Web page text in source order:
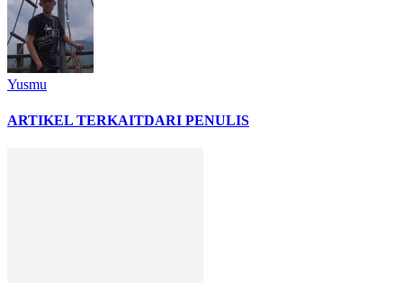
Yusmu
ARTIKEL TERKAITDARI PENULIS